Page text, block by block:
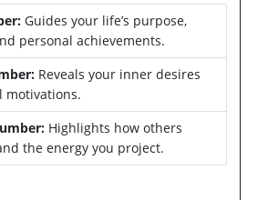
Guides your life’s purpose,
personal achievements.
Reveals your inner desires
motivations.
Highlights how others
the energy you project.